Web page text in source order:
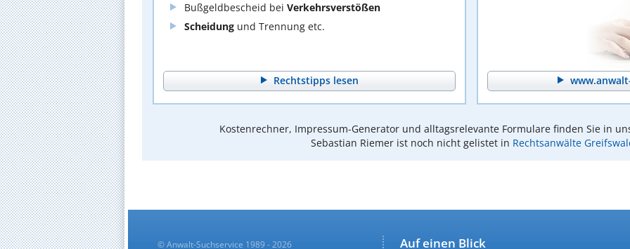
Bußgeldbescheid bei Verkehrsverstößen
Scheidung und Trennung etc.
Rechtstipps lesen
Kostenrechner, Impressum-Generator und alltagsrelevante Formulare finden Sie in
Sebastian Riemer ist noch nicht gelistet in Rechtsanwälte
Auf einen Blick
© Anwalt-Suchservice 1989 - 2026